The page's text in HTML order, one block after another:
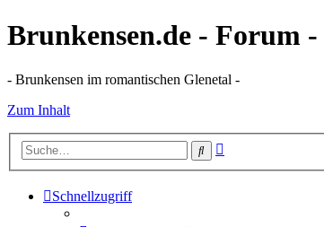
Brunkensen.de - Forum -
- Brunkensen im romantischen Glenetal -
Zum Inhalt
Suche
Schnellzugriff